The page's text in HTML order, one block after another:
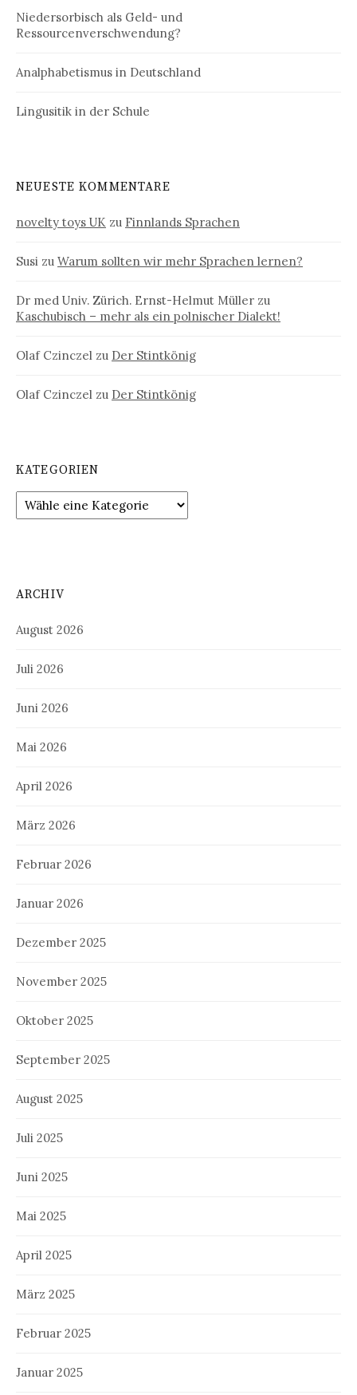
Niedersorbisch als Geld- und
Ressourcenverschwendung?
Analphabetismus in Deutschland
Lingusitik in der Schule
NEUESTE KOMMENTARE
novelty toys UK zu Finnlands Sprachen
Susi zu Warum sollten wir mehr Sprachen lernen?
Dr med Univ. Zürich. Ernst-Helmut Müller zu
Kaschubisch – mehr als ein polnischer Dialekt!
Olaf Czinczel zu Der Stintkönig
Olaf Czinczel zu Der Stintkönig
KATEGORIEN
ARCHIV
August 2026
Juli 2026
Juni 2026
Mai 2026
April 2026
März 2026
Februar 2026
Januar 2026
Dezember 2025
November 2025
Oktober 2025
September 2025
August 2025
Juli 2025
Juni 2025
Mai 2025
April 2025
März 2025
Februar 2025
Januar 2025